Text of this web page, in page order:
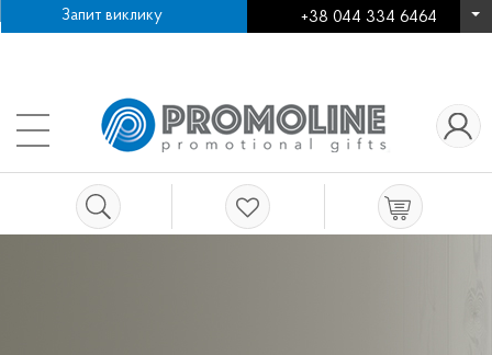
Про компанію
Як зробити замовлення+38 044 334 6464
Запит виклику